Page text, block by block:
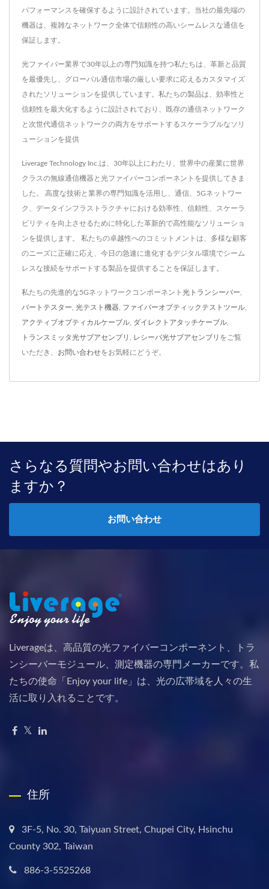
パフォーマンスを確保するように設計されています。当社の最先端の
機器は、複雑なネットワーク全体で信頼性の高いシームレスな通信を
保証します。
光ファイバー業界で30年以上の専門知識を持つ私たちは、革新と品質
を最優先し、グローバル通信市場の厳しい要求に応えるカスタマイズ
されたソリューションを提供しています。私たちの製品は、効率性と
信頼性を最大化するように設計されており、既存の通信ネットワーク
と次世代通信ネットワークの両方をサポートするスケーラブルなソリ
ューションを提供
Liverage Technology Inc.は、30年以上にわたり、世界中の産業に世界
クラスの無線通信機器と光ファイバーコンポーネントを提供してきま
した。 高度な技術と業界の専門知識を活用し、通信、5Gネットワー
ク、データインフラストラクチャにおける効率性、信頼性、スケーラ
ビリティを向上させるために特化した革新的で高性能なソリューショ
ンを提供します。 私たちの卓越性へのコミットメントは、多様な顧客
のニーズに正確に応え、今日の急速に進化するデジタル環境でシーム
レスな接続をサポートする製品を提供することを保証します。
私たちの先進的な5Gネットワークコンポーネント 光トランシーバー
バートテスター 光テスト機器 ファイバーオプティックテストツール
アクティブオプティカルケーブル ダイレクトアタッチケーブル
トランスミッタ光サブアセンブリ レシーバ光サブアセンブリ をご覧
いただき、 お問い合わせをお気軽にどうぞ。
さらなる質問やお問い合わせはあり
ますか？
お問い合わせ
Liverageは、高品質の光ファイバーコンポーネント、トラ
ンシーバーモジュール、測定機器の専門メーカーです。私
たちの使命「Enjoy your life」は、光の広帯域を人々の生
活に取り入れることです。
住所
3F-5, No. 30, Taiyuan Street, Chupei City, Hsinchu
County 302, Taiwan
886-3-5525268